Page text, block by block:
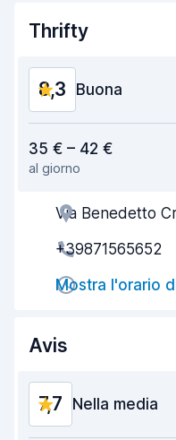
Thrifty
8,3 Buona
Facile da trovare
Gentilezza degli agenti
Rapidità del ritiro
Rapidità della
35 € – 42 €
al giorno
Via Benedetto
+39871565652
Mostra l'orario
Avis
7,7 Nella media